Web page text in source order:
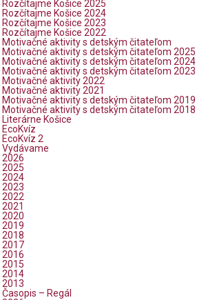
Rozčítajme Košice 2025
Rozčítajme Košice 2024
Rozčítajme Košice 2023
Rozčítajme Košice 2022
Motivačné aktivity s detským čitateľom
Motivačné aktivity s detským čitateľom 2025
Motivačné aktivity s detským čitateľom 2024
Motivačné aktivity s detským čitateľom 2023
Motivačné aktivity 2022
Motivačné aktivity 2021
Motivačné aktivity s detským čitateľom 2019
Motivačné aktivity s detským čitateľom 2018
Literárne Košice
EcoKvíz
EcoKvíz 2
Vydávame
2026
2025
2024
2023
2022
2021
2020
2019
2018
2017
2016
2015
2014
2013
Časopis – Regál